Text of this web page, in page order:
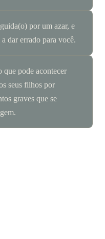
por um azar, e
dar errado para você.
que pode acontecer
seus filhos por
graves que se